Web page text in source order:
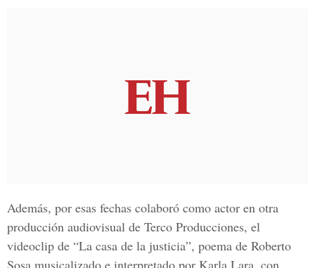
Además, por esas fechas colaboró como actor en otra
producción audiovisual de Terco Producciones, el
videoclip de “La casa de la justicia”, poema de Roberto
Sosa musicalizado e interpretado por Karla Lara, con